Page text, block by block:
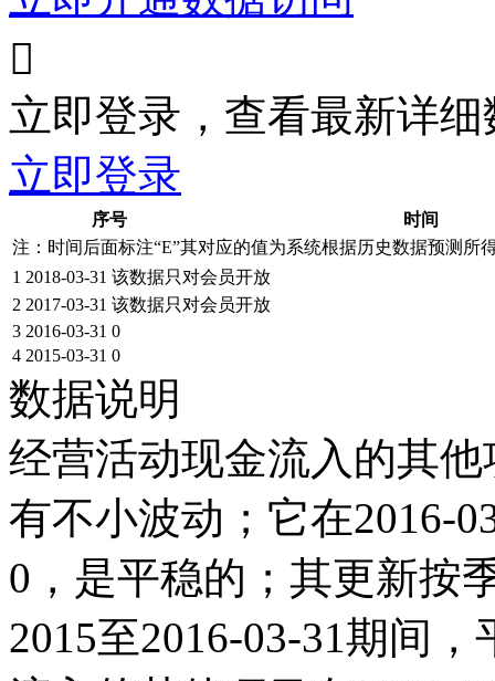

立即登录，查看最新详细
立即登录
序号
时间
注：时间后面标注“E”其对应的值为系统根据历史数据预测所
1 2018-03-31 该数据只对会员开放
2 2017-03-31 该数据只对会员开放
3 2016-03-31 0
4 2015-03-31 0
数据说明
经营活动现金流入的其
有不小波动；它在2016-
0，是平稳的；其更新按
2015至2016-03-31期间